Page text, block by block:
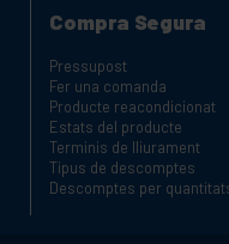
Compra Segura
Pressupost
Fer una comanda
Producte reacondicionat
Estats del producte
Terminis de lliurament
Tipus de descomptes
Descomptes per